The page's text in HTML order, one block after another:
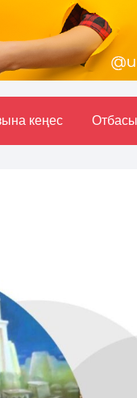
кеңес